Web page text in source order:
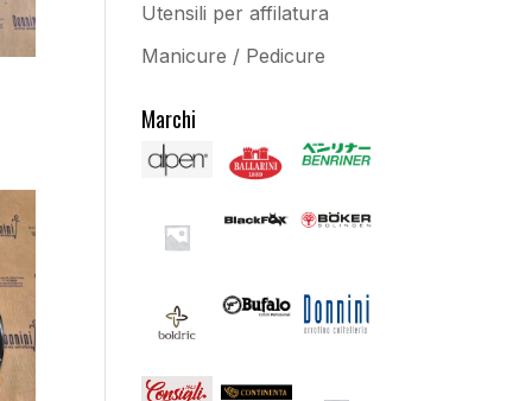
Utensili per affilatura
Manicure / Pedicure
Marchi